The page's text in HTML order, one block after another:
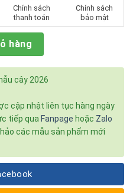
Chính sách
thanh toán
Chính sách
bảo mật
hàng
cây 2026
cập nhật liên tục hàng ngày
tiếp qua Fanpage hoặc Zalo
các mẫu sản phẩm mới